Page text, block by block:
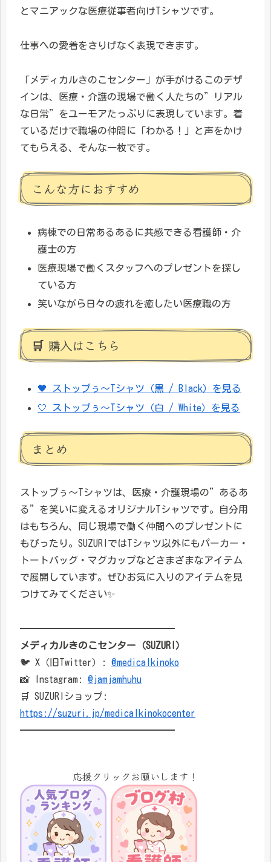
とマニアックな医療従事者向けTシャツです。
仕事への愛着をさりげなく表現できます。
「メディカルきのこセンター」が手がけるこのデザ
インは、医療・介護の現場で働く人たちの”リアル
な日常”をユーモアたっぷりに表現しています。着
ているだけで職場の仲間に「わかる！」と声をかけ
てもらえる、そんな一枚です。
こんな方におすすめ
病棟での日常あるあるに共感できる看護師・介
護士の方
医療現場で働くスタッフへのプレゼントを探し
ている方
笑いながら日々の疲れを癒したい医療職の方
🛒 購入はこちら
🖤 ストップぅ〜Tシャツ（黒 / Black）を見る
🤍 ストップぅ〜Tシャツ（白 / White）を見る
まとめ
ストップぅ〜Tシャツは、医療・介護現場の”あるあ
る”を笑いに変えるオリジナルTシャツです。自分用
はもちろん、同じ現場で働く仲間へのプレゼントに
もぴったり。SUZURIではTシャツ以外にもパーカー・
トートバッグ・マグカップなどさまざまなアイテム
で展開しています。ぜひお気に入りのアイテムを見
つけてみてください✨
━━━━━━━━━━━━━━━━
メディカルきのこセンター（SUZURI）
🐦 X（旧Twitter）: @medicalkinoko
📸 Instagram: @jamjamhuhu
🛒 SUZURIショップ:
https://suzuri.jp/medicalkinokocenter
━━━━━━━━━━━━━━━━
応援クリックお願いします！